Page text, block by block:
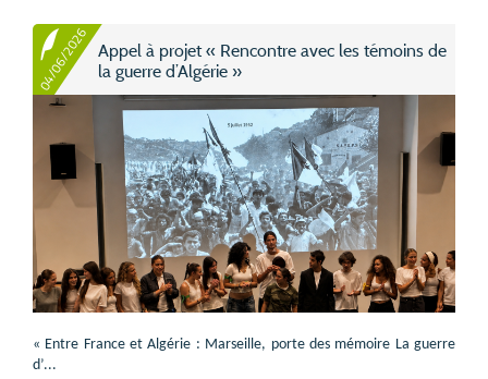
04/06/2026 Appel à projet « Rencontre avec les témoins de
la guerre d’Algérie »
« Entre France et Algérie : Marseille, porte des mémoire La guerre
d’...